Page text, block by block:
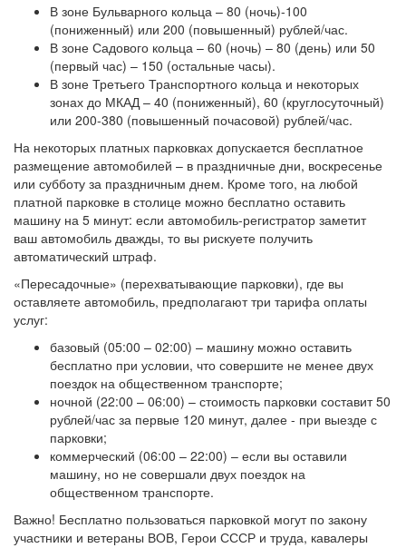
В зоне Бульварного кольца – 80 (ночь)-100
(пониженный) или 200 (повышенный) рублей/час.
В зоне Садового кольца – 60 (ночь) – 80 (день) или 50
(первый час) – 150 (остальные часы).
В зоне Третьего Транспортного кольца и некоторых
зонах до МКАД – 40 (пониженный), 60 (круглосуточный)
или 200-380 (повышенный почасовой) рублей/час.
На некоторых платных парковках допускается бесплатное
размещение автомобилей – в праздничные дни, воскресенье
или субботу за праздничным днем. Кроме того, на любой
платной парковке в столице можно бесплатно оставить
машину на 5 минут: если автомобиль-регистратор заметит
ваш автомобиль дважды, то вы рискуете получить
автоматический штраф.
«Пересадочные» (перехватывающие парковки), где вы
оставляете автомобиль, предполагают три тарифа оплаты
услуг:
базовый (05:00 – 02:00) – машину можно оставить
бесплатно при условии, что совершите не менее двух
поездок на общественном транспорте;
ночной (22:00 – 06:00) – стоимость парковки составит 50
рублей/час за первые 120 минут, далее - при выезде с
парковки;
коммерческий (06:00 – 22:00) – если вы оставили
машину, но не совершали двух поездок на
общественном транспорте.
Важно! Бесплатно пользоваться парковкой могут по закону
участники и ветераны ВОВ, Герои СССР и труда, кавалеры